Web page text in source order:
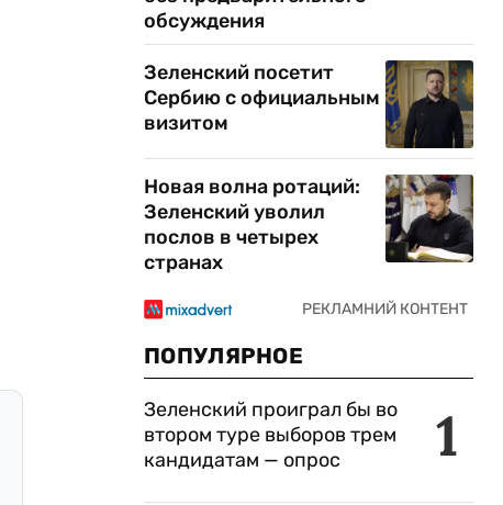
обсуждения
Зеленский посетит
Сербию с официальным
визитом
Новая волна ротаций:
Зеленский уволил
послов в четырех
странах
ПОПУЛЯРНОЕ
1
Зеленский проиграл бы во
втором туре выборов трем
кандидатам — опрос